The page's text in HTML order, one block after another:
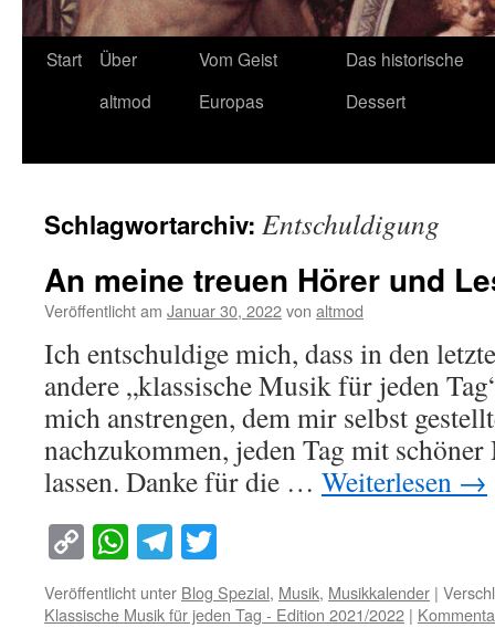
Start
Über
altmod
Vom Geist
Europas
Das historische
Dessert
Schlagwortarchiv: Entschuldigung
An meine treuen Hörer und
Veröffentlicht am Januar 30, 2022von altmod
Ich entschuldige mich, dass in den
andere „klassische Musik für jeden
mich anstrengen, dem mir selbst
nachzukommen, jeden Tag mit
lassen. Danke für die … Weiterlesen →
Copy
Link
WhatsApp
Telegram
Veröffentlicht unter Blog Spezial, Musik, Musikkalender |
Klassische Musik für jeden Tag - Edition 2021/2022 |